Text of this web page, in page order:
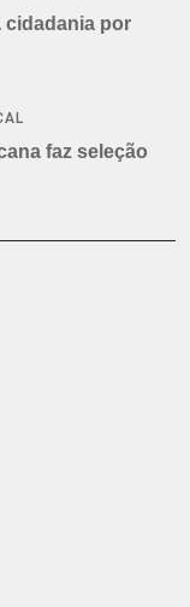
cidadania por
faz seleção